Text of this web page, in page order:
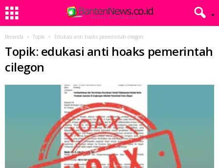
Beranda Topik Edukasi anti hoaks pemerintah cilegon
Topik: edukasi anti hoaks pemerintah
cilegon